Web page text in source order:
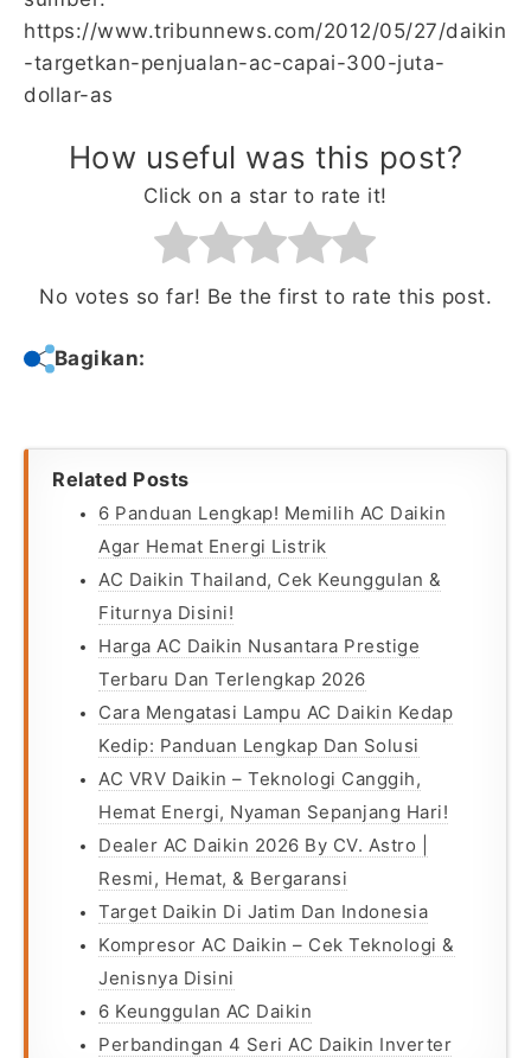
https://www.tribunnews.com/2012/05/27/daikin
-targetkan-penjualan-ac-capai-300-juta-
dollar-as
How useful was this post?
Click on a star to rate it!
No votes so far! Be the first to rate this post.
Bagikan:
Related Posts
6 Panduan Lengkap! Memilih AC Daikin
Agar Hemat Energi Listrik
AC Daikin Thailand, Cek Keunggulan &
Fiturnya Disini!
Harga AC Daikin Nusantara Prestige
Terbaru Dan Terlengkap 2026
Cara Mengatasi Lampu AC Daikin Kedap
Kedip: Panduan Lengkap Dan Solusi
AC VRV Daikin – Teknologi Canggih,
Hemat Energi, Nyaman Sepanjang Hari!
Dealer AC Daikin 2026 By CV. Astro |
Resmi, Hemat, & Bergaransi
Target Daikin Di Jatim Dan Indonesia
Kompresor AC Daikin – Cek Teknologi &
Jenisnya Disini
6 Keunggulan AC Daikin
Perbandingan 4 Seri AC Daikin Inverter